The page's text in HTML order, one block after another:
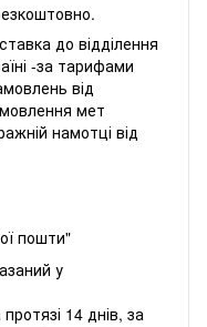
до відділення
-за тарифами
від
мет
намотці від
пошти"
у
14 днів, за